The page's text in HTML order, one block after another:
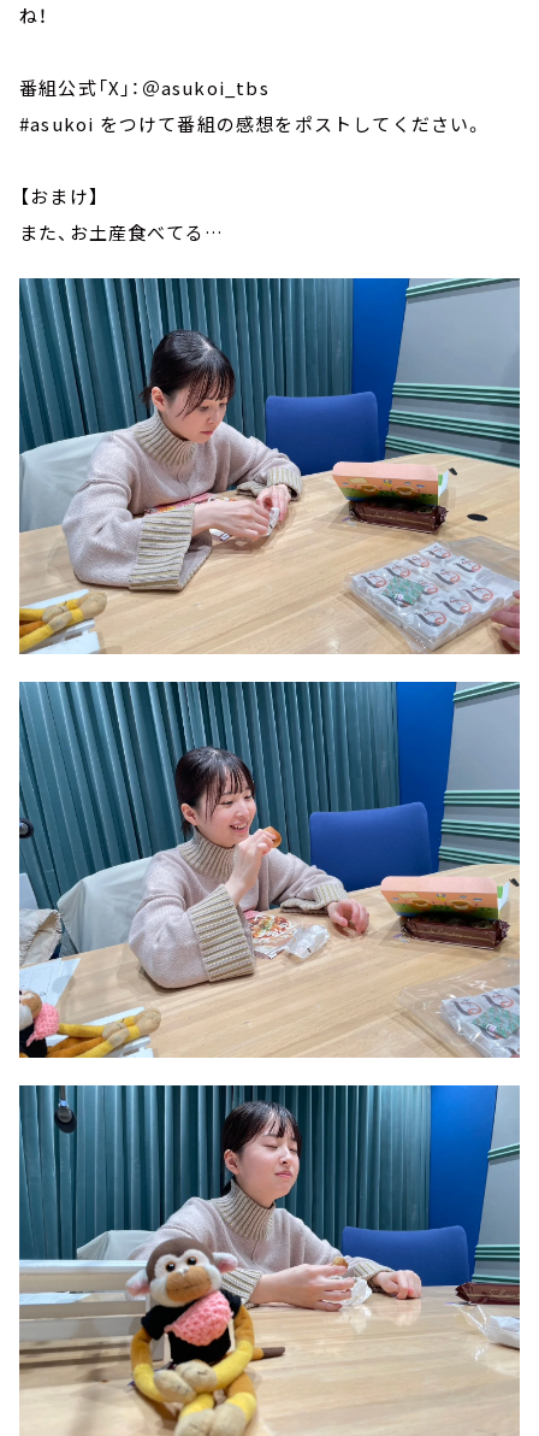
ね！
番組公式「X」：＠asukoi_tbs
#asukoi をつけて番組の感想をポストしてください。
【おまけ】
また、お土産食べてる…